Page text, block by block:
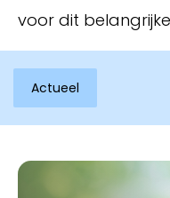
voor dit
Actueel